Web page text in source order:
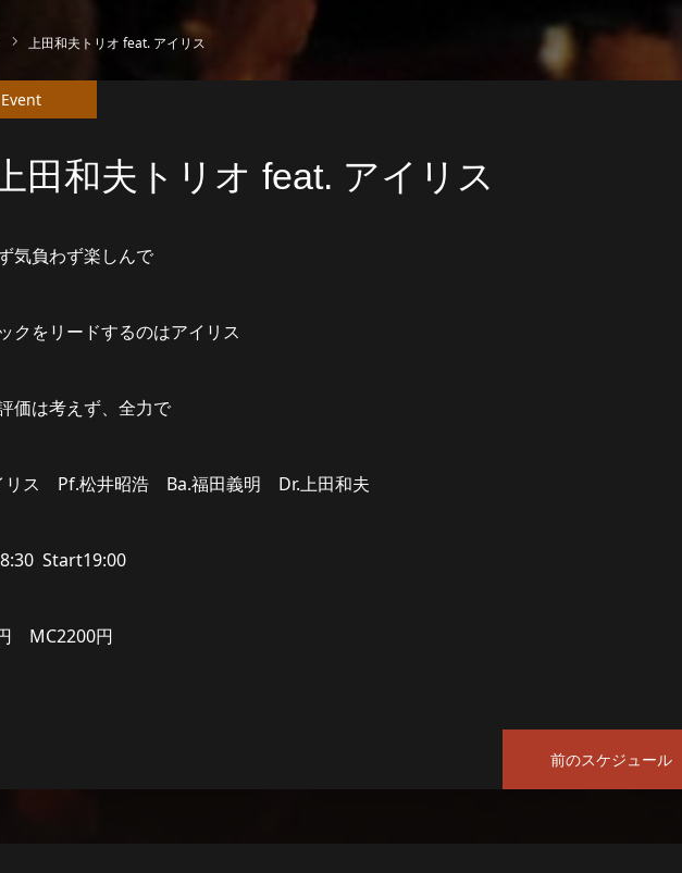
上田和夫トリオ feat. アイリス
上田和夫トリオ feat. アイリス
Event
気負わず楽しんで
クをリードするのはアイリス
価は考えず、全力で
リス Pf.松井昭浩 Ba.福田義明 Dr.上田和夫
Start19:00
MC2200円
前のスケジュール